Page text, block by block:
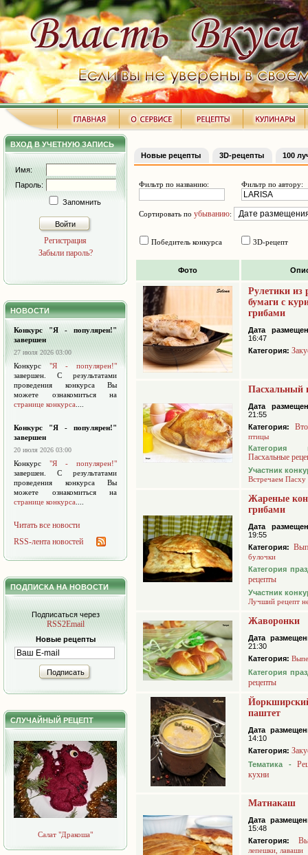
ВХОД В УЧЕТНУЮ ЗАПИСЬ
Имя:
Пароль:
Запомнить
Войти
Регистрация
Забыли пароль?
НОВОСТИ
Конкурс "Я - популярен!"
завершен
27 июля 2026 03:00
Конкурс "Я - популярен!"
завершен. С результатами
проведения конкурса Вы
можете ознакомиться на
странице конкурса
Конкурс "Я - популярен!"
завершен
20 июля 2026 03:00
Конкурс "Я - популярен!"
завершен. С результатами
проведения конкурса Вы
можете ознакомиться на
странице конкурса
Читать все новости
RSS-лента новостей
ПОДПИСКА НА НОВОСТИ
Подписаться через
RSS2Email
Новые рецепты
Подписать
СЛУЧАЙНЫЙ РЕЦЕПТ
Салат "Дракоша"
Новые рецепты 3D-рецепты 100
Фильтр по названию: Фильтр по автору:
Сортировать по убыванию:
Победитель конкурса 3D-рецепт
Фото
Рулетики из
бумаги с
грибами
Дата
16:47
Категория:
Пасхальный
Дата
21:55
Категория:
птицы
Категория
Пасхальные
Участник
Встречаем Пасху
Жареные
грибами
Дата
19:55
Категория:
булочки
Категория
рецепты
Участник
Лучший рецепт
Жаворонки
Дата
21:30
Категория:
Категория
рецепты
паштет
Дата
14:10
Категория:
Тематика -
кухни
Матнакаш
Дата
15:48
Категория:
лепешки, лаваши